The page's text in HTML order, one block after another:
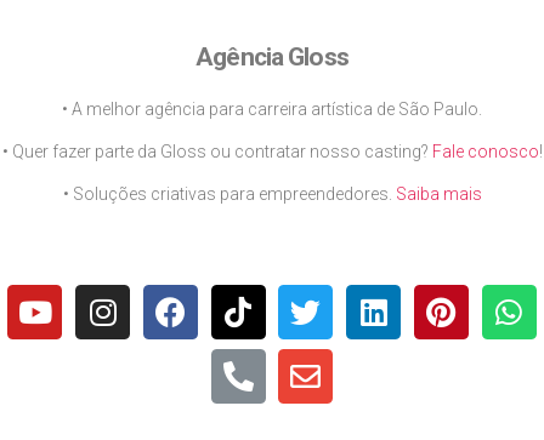
Agência Gloss
• A melhor agência para carreira artística de São Paulo.
• Quer fazer parte da Gloss ou contratar nosso casting? Fale conosco!
• Soluções criativas para empreendedores. Saiba mais